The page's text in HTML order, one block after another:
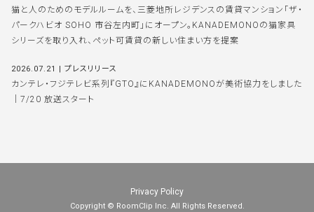
猫と人のためのモデルルームを、三菱地所レジデンスの賃貸マンション「ザ・
パークハビオ SOHO 市谷左内町」にオープン。KANADEMONOの猫家具
シリーズを取り入れ、ペット可賃貸の新しい住まい方を提案
2026.07.21 | プレスリリース
カンテレ・フジテレビ系列『GTO』にKANADEMONOが美術協力をしました
｜7/20 放送スタート
Copyright © RoomClip Inc. All Rights Reserved.
Privacy Policy